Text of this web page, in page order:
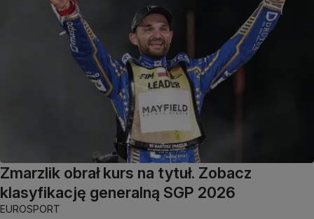
Zmarzlik obrał kurs na tytuł. Zobacz
klasyfikację generalną SGP 2026
EUROSPORT